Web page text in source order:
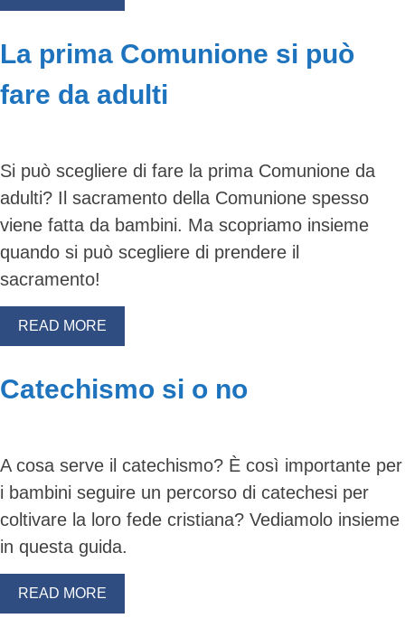
La prima Comunione si può
fare da adulti
Si può scegliere di fare la prima Comunione da
adulti? Il sacramento della Comunione spesso
viene fatta da bambini. Ma scopriamo insieme
quando si può scegliere di prendere il
sacramento!
READ MORE
Catechismo si o no
A cosa serve il catechismo? È così importante per
i bambini seguire un percorso di catechesi per
coltivare la loro fede cristiana? Vediamolo insieme
in questa guida.
READ MORE